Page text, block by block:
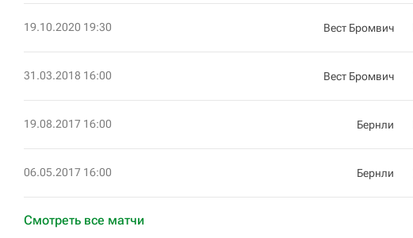
19.10.2020 19:30 Вест Бромвич
31.03.2018 16:00 Вест Бромвич
19.08.2017 16:00 Бернли
06.05.2017 16:00 Бернли
Смотреть все матчи